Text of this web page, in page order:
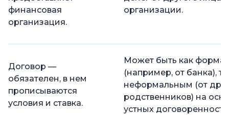
финансовая
организация.
организации.
Договор —
обязателен, в нем
прописываются
условия и ставка.
Может быть как
(например, от банка),
неформальным (от
родственников) на
устных